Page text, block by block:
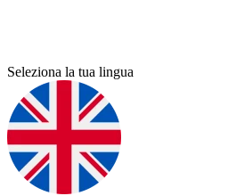
Seleziona la tua lingua